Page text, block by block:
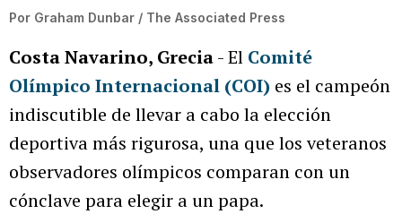
Por Graham Dunbar / The Associated Press
Costa Navarino, Grecia- El Comité
Olímpico Internacional (COI) es el campeón
indiscutible de llevar a cabo la elección
deportiva más rigurosa, una que los veteranos
observadores olímpicos comparan con un
cónclave para elegir a un papa.